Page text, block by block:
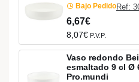
Bajo PedidoRef:
6,67€
8,07€ P.V.P.
Vaso redondo
esmaltado 9 cl Ø
Pro.mundi